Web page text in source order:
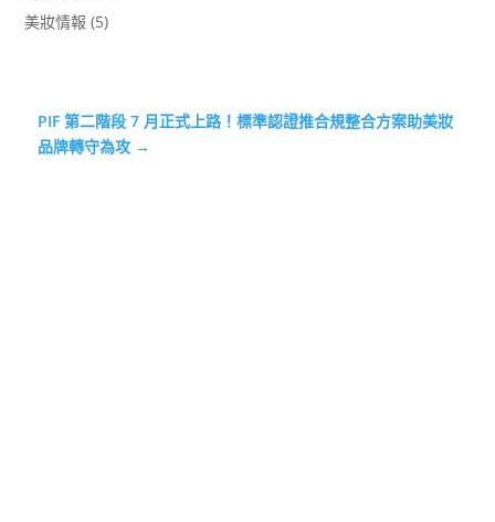
美妝情報 (5)
PIF 第二階段 7 月正式上路！標準認證推合規整合方案助美妝
品牌轉守為攻→